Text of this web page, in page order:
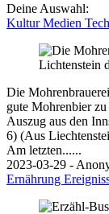
Deine Auswahl:
KulturMedien
Die
gute Mohrenbier
Auszug aus den
6) (Aus
Am letzten......
2023-03-29 -
Ernährung